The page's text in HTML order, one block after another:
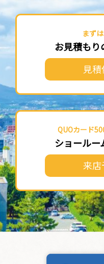
まず
お見積も
見
QUOカード
ショール
来